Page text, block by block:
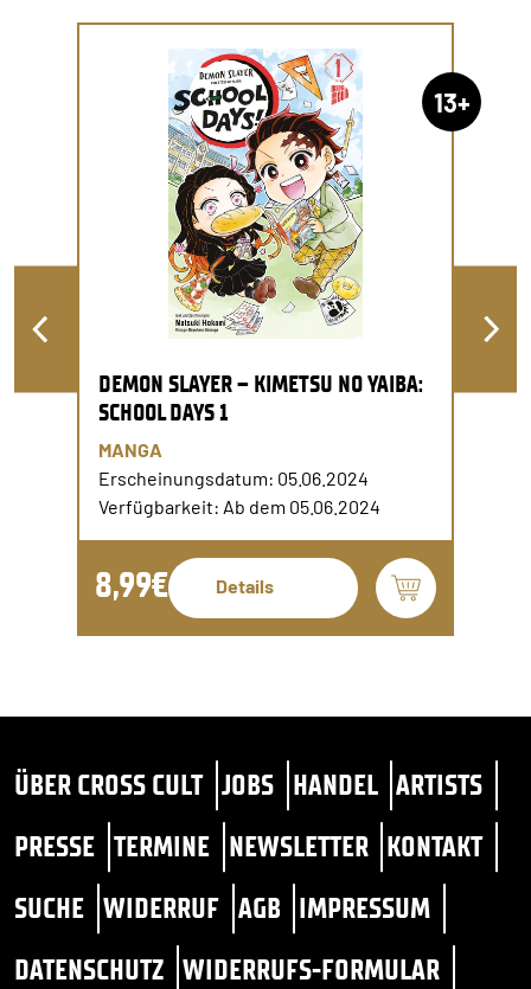
13+
DEMON SLAYER – KIMETSU NO YAIBA:
SCHOOL DAYS 1
MANGA
Erscheinungsdatum: 05.06.2024
Verfügbarkeit: Ab dem 05.06.2024
8,99€ Details
ÜBER CROSS CULT JOBS HANDEL ARTISTS
PRESSE TERMINE NEWSLETTER KONTAKT
SUCHE WIDERRUF AGB IMPRESSUM
DATENSCHUTZ WIDERRUFS-FORMULAR